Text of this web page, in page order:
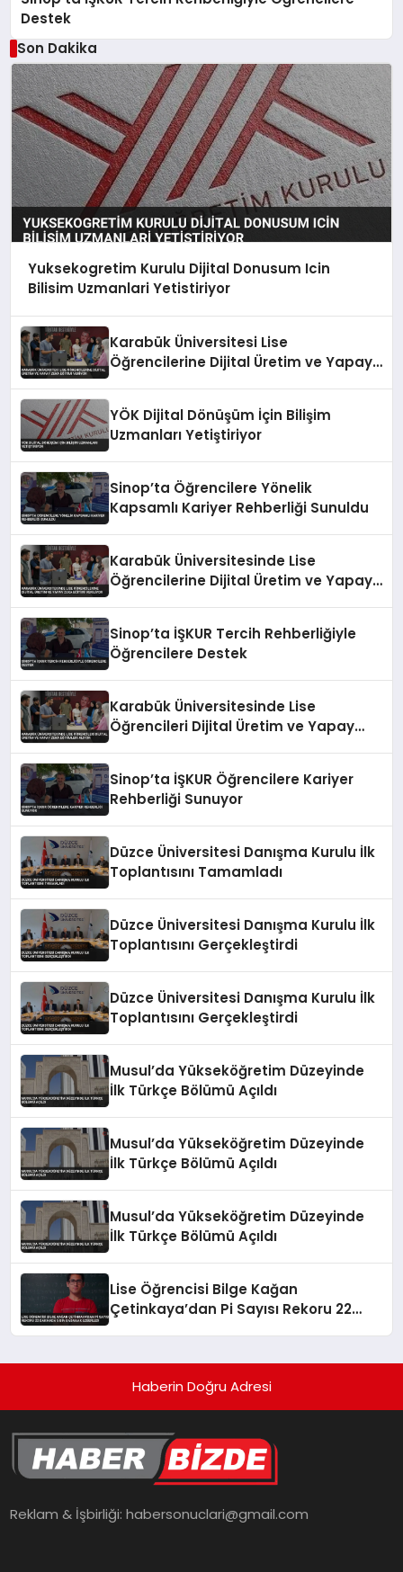
Destek
Son Dakika
Yuksekogretim Kurulu Dijital Donusum Icin
Bilisim Uzmanlari Yetistiriyor
Karabük Üniversitesi Lise
Öğrencilerine Dijital Üretim ve Yapay
YÖK Dijital Dönüşüm İçin Bilişim
Uzmanları Yetiştiriyor
Sinop’ta Öğrencilere Yönelik
Kapsamlı Kariyer Rehberliği Sunuldu
Karabük Üniversitesinde Lise
Öğrencilerine Dijital Üretim ve Yapay
Sinop’ta İŞKUR Tercih Rehberliğiyle
Öğrencilere Destek
Karabük Üniversitesinde Lise
Öğrencileri Dijital Üretim ve Yapay
Sinop’ta İŞKUR Öğrencilere Kariyer
Rehberliği Sunuyor
Düzce Üniversitesi Danışma Kurulu İlk
Toplantısını Tamamladı
Düzce Üniversitesi Danışma Kurulu İlk
Toplantısını Gerçekleştirdi
Düzce Üniversitesi Danışma Kurulu İlk
Toplantısını Gerçekleştirdi
Musul’da Yükseköğretim Düzeyinde
İlk Türkçe Bölümü Açıldı
Musul’da Yükseköğretim Düzeyinde
İlk Türkçe Bölümü Açıldı
Musul’da Yükseköğretim Düzeyinde
İlk Türkçe Bölümü Açıldı
Lise Öğrencisi Bilge Kağan
Çetinkaya’dan Pi Sayısı Rekoru 22
Haberin Doğru Adresi
Reklam & İşbirliği:habersonuclari@gmail.com